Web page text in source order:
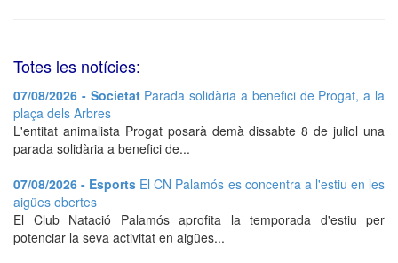
Totes les notícies:
07/08/2026 - Societat Parada solidària a benefici de Progat, a la
plaça dels Arbres
L'entitat animalista Progat posarà demà dissabte 8 de juliol una
parada solidària a benefici de...
07/08/2026 - Esports El CN Palamós es concentra a l'estiu en les
aigües obertes
El Club Natació Palamós aprofita la temporada d'estiu per
potenciar la seva activitat en aigües...